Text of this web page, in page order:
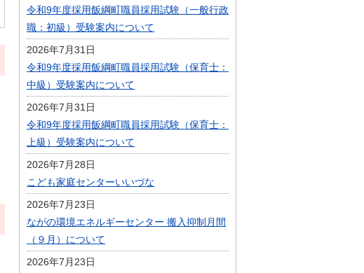
令和9年度採用飯綱町職員採用試験（一般行政
職：初級）受験案内について
2026年7月31日
令和9年度採用飯綱町職員採用試験（保育士：
中級）受験案内について
2026年7月31日
令和9年度採用飯綱町職員採用試験（保育士：
上級）受験案内について
2026年7月28日
こども家庭センターいいづな
2026年7月23日
ながの環境エネルギーセンター 搬入抑制月間
（９月）について
2026年7月23日